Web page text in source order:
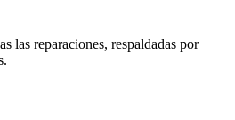
las reparaciones, respaldadas por